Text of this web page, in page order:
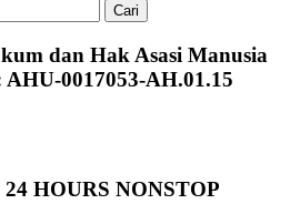
dan Hak Asasi Manusia
0017053-AH.01.15
HOURS NONSTOP